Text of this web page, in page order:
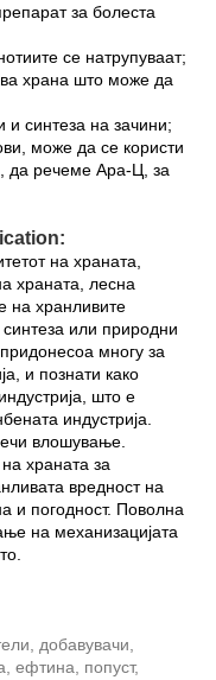
за болеста
се натрупуваат;
храна што може да
и синтеза на зачини;
може да се користи
да речеме Ара-Ц, за
на храната,
храната, лесна
на хранливите
или природни
многу за
и познати како
што е
индустрија.
влошување.
храната за
вредност на
и погодност. Поволна
на механизацијата
добавувачи,
ефтина, попуст,